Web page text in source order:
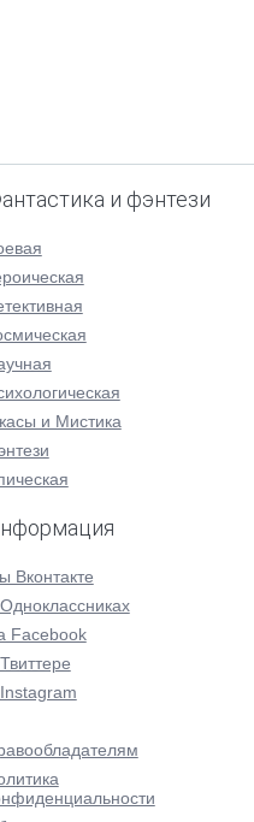
и фэнтези
и Мистика
Вконтакте
Facebook